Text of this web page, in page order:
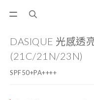
DASIQUE 光感透
(21C/21N/23N)
SPF50+PA++++